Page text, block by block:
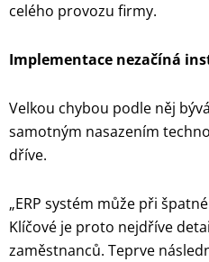
celého provozu firmy.
Implementace nezačíná
Velkou chybou podle něj
samotným nasazením
dříve.
„ERP systém může při
Klíčové je proto nejdříve
zaměstnanců. Teprve